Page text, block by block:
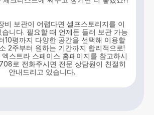
비 보관이 어렵다면 셀프스토리지를 이
니다. 필요할 때 언제든 들러 보관 가능
10평까지 다양한 공간을 선택해 이용할
2주부터 원하는 기간까지 합리적으로!
스트라 스페이스 홈페이지를 참고하시
로 전화주시면 전문 상담원이 친절히
안내드리고 있습니다.